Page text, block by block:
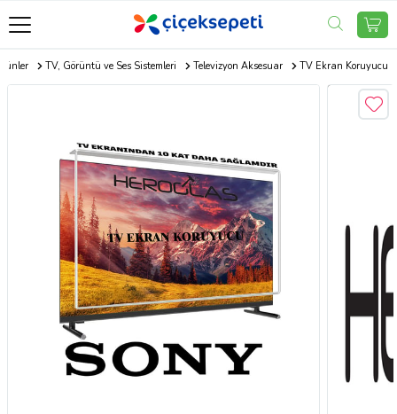
TV, Görüntü ve Ses Sistemleri Televizyon Aksesuar TV Ekran Koruyucu